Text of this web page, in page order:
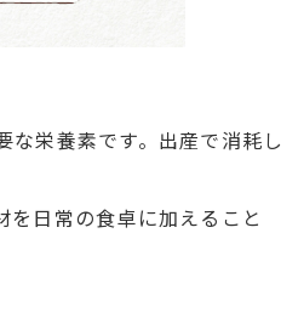
栄養素です。出産で消耗し
日常の食卓に加えること